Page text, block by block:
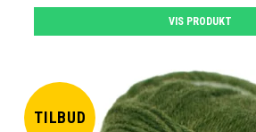
VIS PRODUKT
TILBUD